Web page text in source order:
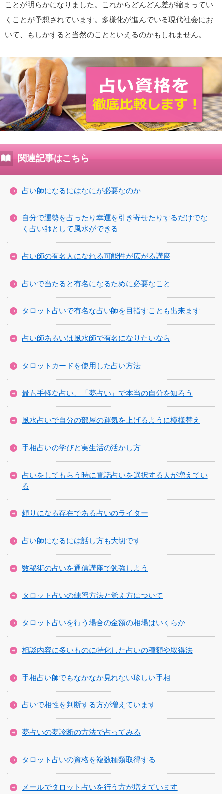
ことが明らかになりました。これからどんどん差が縮まってい
くことが予想されています。多様化が進んでいる現代社会にお
いて、もしかすると当然のことといえるのかもしれません。
関連記事はこちら
占い師になるにはなにが必要なのか
自分で運勢を占ったり幸運を引き寄せたりするだけでな
く占い師として風水ができる
占い師の有名人になれる可能性が広がる講座
占いで当たると有名になるために必要なこと
タロット占いで有名な占い師を目指すことも出来ます
占い師あるいは風水師で有名になりたいなら
タロットカードを使用した占い方法
最も手軽な占い、「夢占い」で本当の自分を知ろう
風水占いで自分の部屋の運気を上げるように模様替え
手相占いの学びと実生活の活かし方
占いをしてもらう時に電話占いを選択する人が増えてい
る
頼りになる存在である占いのライター
占い師になるには話し方も大切です
数秘術の占いを通信講座で勉強しよう
タロット占いの練習方法と覚え方について
タロット占いを行う場合の金額の相場はいくらか
相談内容に多いものに特化した占いの種類や取得法
手相占い師でもなかなか見れない珍しい手相
占いで相性を判断する方が増えています
夢占いの夢診断の方法で占ってみる
タロット占いの資格を複数種類取得する
メールでタロット占いを行う方が増えています